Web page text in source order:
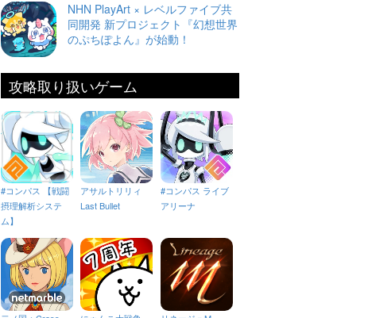
NHN PlayArt × レベルファイブ共
同開発 新プロジェクト『幻想世界
のぷちぽよん』が始動！
攻略取り扱いゲーム
#コンパス 【戦闘
摂理解析システ
ム】
アサルトリリィ
Last Bullet
#コンパス ライブ
アリーナ